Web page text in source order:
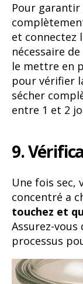
Pour garantir
et connectez
nécessaire
le mettre en
pour vérifier
sécher
entre 1 et 2
9.
Une fois sec,
concentré a
touchez et
Assurez-
processus